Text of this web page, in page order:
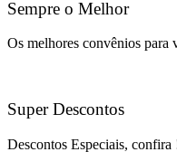
Sempre o Melhor
Os melhores convênios para
Super Descontos
Descontos Especiais, confira